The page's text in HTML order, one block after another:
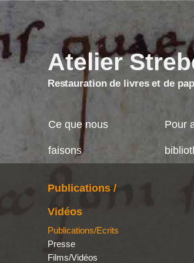
Atelier
Restauration de livres et de
Ce que nous
faisons
Pour
Publications /
Vidéos
Publications/Ecrits
Presse
Films/Vidéos
?>